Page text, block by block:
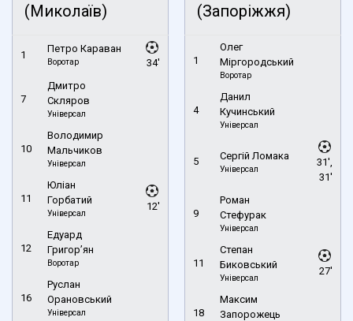
(Миколаїв)
1
Петро Караван
Воротар 34'
7
Дмитро
Скляров
Універсал
10
Володимир
Мальчиков
Універсал
11
Юліан
Горбатий
Універсал
12'
12
Едуард
Григор’ян
Воротар
16
Руслан
Орановський
Універсал
(Запоріжжя)
1
Олег
Міргородський
Воротар
4
Данил
Кучинський
Універсал
5 Сергій Ломака
Універсал
31',
31'
9
Роман
Стефурак
Універсал
11
Степан
Биковський
Універсал
27'
18
Максим
Запорожець